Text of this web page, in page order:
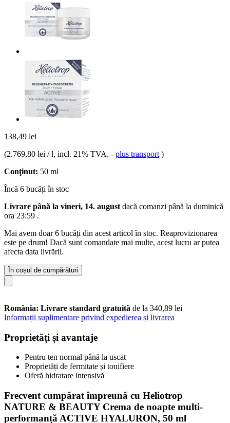
138,49 lei
(2.769,80 lei / l, incl. 21% TVA. - plus transport )
Conţinut: 50 ml
Încă 6 bucăți în stoc
Livrare până la vineri, 14. august dacă comanzi până la duminică
ora 23:59 .
Mai avem doar 6 bucăți din acest articol în stoc. Reaprovizionarea
este pe drum! Dacă sunt comandate mai multe, acest lucru ar putea
afecta data livrării.
În coșul de cumpărături
România: Livrare standard gratuită de la 340,89 lei
Informații suplimentare privind expedierea și livrarea
Proprietăți și avantaje
Pentru ten normal până la uscat
Proprietăți de fermitate și tonifiere
Oferă hidratare intensivă
Frecvent cumpărat împreună cu Heliotrop
NATURE & BEAUTY Crema de noapte multi-
performanță ACTIVE HYALURON, 50 ml